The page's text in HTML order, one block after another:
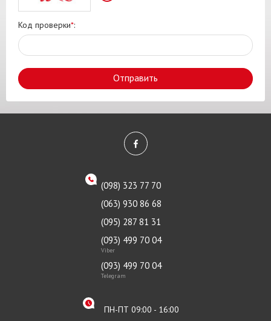
Код проверки*:
Отправить
(098) 323 77 70
(063) 930 86 68
(095) 287 81 31
(093) 499 70 04
Viber
(093) 499 70 04
Telegram
ПН-ПТ 09:00 - 16:00